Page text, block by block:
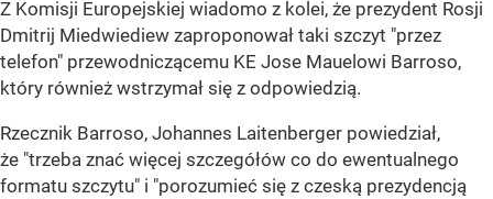
Z Komisji Europejskiej wiadomo z kolei, że prezydent Rosji
Dmitrij Miedwiediew zaproponował taki szczyt "przez
telefon" przewodniczącemu KE Jose Mauelowi Barroso,
który również wstrzymał się z odpowiedzią.
Rzecznik Barroso, Johannes Laitenberger powiedział,
że "trzeba znać więcej szczegółów co do ewentualnego
formatu szczytu" i "porozumieć się z czeską prezydencją